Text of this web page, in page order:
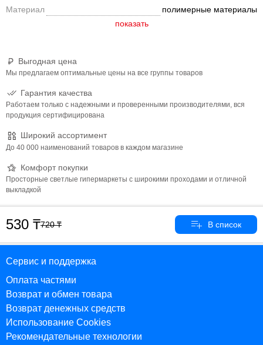
Выгодная цена
Мы предлагаем оптимальные цены на все группы товаров
Гарантия качества
Работаем только с надежными и проверенными производителями, вся
продукция сертифицирована
Широкий ассортимент
До 40 000 наименований товаров в каждом магазине
Комфорт покупки
Просторные светлые гипермаркеты с широкими проходами и отличной
выкладкой
Материал
полимерные материалы
530 720
Сервис и поддержка
Оплата частями
Возврат и обмен товара
Возврат денежных средств
Использование Cookies
Рекомендательные технологии